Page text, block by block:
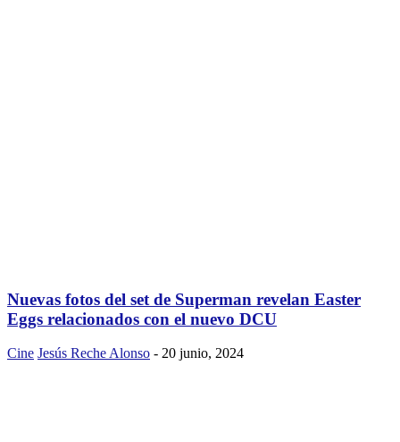
Nuevas fotos del set de Superman revelan Easter
Eggs relacionados con el nuevo DCU
Cine Jesús Reche Alonso - 20 junio, 2024